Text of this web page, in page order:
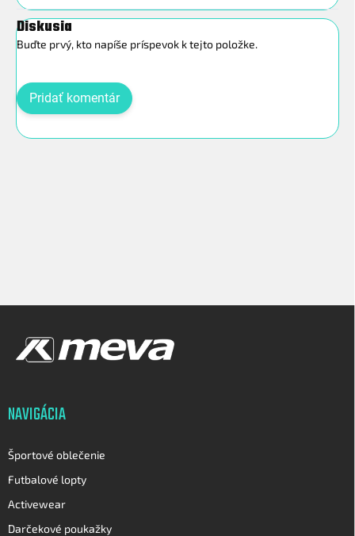
Diskusia
Buďte prvý, kto napíše príspevok k tejto položke.
Pridať komentár
Z
NAVIGÁCIA
Športové oblečenie
Futbalové lopty
Activewear
Darčekové poukažky